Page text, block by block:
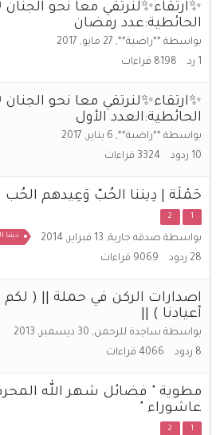
✨ارتقاء✨لنرتقي معا نحو الجنان
الحائطية:عدد رمضان
بواسطة **راضية**, 27 مايو, 2017
1 رد 8198 قراءات
✨ارتقاء✨لنرتقي معا نحو الجنان
الحائطية:العدد الأول
بواسطة **راضية**, 6 يناير, 2017
10 ردود 3324 قراءات
حَمْلَة | دِيننا الحُبّ وَعِيدهم الحُب
1
2
بواسطة صدقه جارية, 13 فبراير, 2014 ديننا
28 ردود 9069 قراءات
اصدارات الركن في حملة || ( لكم
أعيادنا ) ||
بواسطة ساجدة للرحمن, 30 ديسمبر, 2013
8 ردود 4066 قراءات
مطوية " فضائل شهر الله
عاشوراء "
1
2